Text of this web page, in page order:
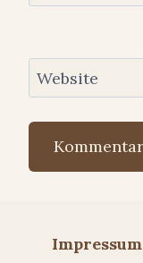
Website
Impressum